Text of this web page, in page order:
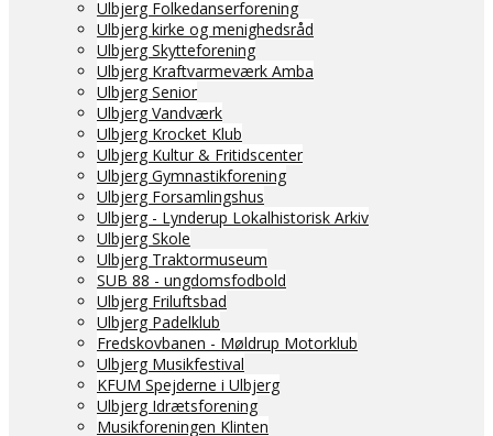
Ulbjerg Folkedanserforening
Ulbjerg kirke og menighedsråd
Ulbjerg Skytteforening
Ulbjerg Kraftvarmeværk Amba
Ulbjerg Senior
Ulbjerg Vandværk
Ulbjerg Krocket Klub
Ulbjerg Kultur & Fritidscenter
Ulbjerg Gymnastikforening
Ulbjerg Forsamlingshus
Ulbjerg - Lynderup Lokalhistorisk Arkiv
Ulbjerg Skole
Ulbjerg Traktormuseum
SUB 88 - ungdomsfodbold
Ulbjerg Friluftsbad
Ulbjerg Padelklub
Fredskovbanen - Møldrup Motorklub
Ulbjerg Musikfestival
KFUM Spejderne i Ulbjerg
Ulbjerg Idrætsforening
Musikforeningen Klinten